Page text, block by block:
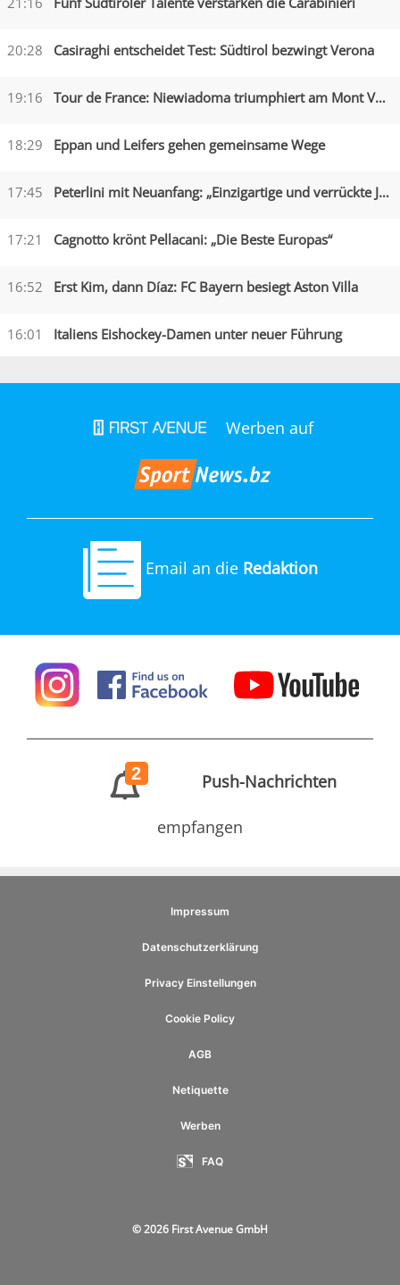
20:28 Casiraghi entscheidet Test: Südtirol bezwingt Verona
19:16 Tour de France: Niewiadoma triumphiert am Mont Ventoux
18:29 Eppan und Leifers gehen gemeinsame Wege
17:45 Peterlini mit Neuanfang: „Einzigartige und verrückte Jahre“
17:21 Cagnotto krönt Pellacani: „Die Beste Europas“
16:52 Erst Kim, dann Díaz: FC Bayern besiegt Aston Villa
16:01 Italiens Eishockey-Damen unter neuer Führung
Werben auf
Email an die Redaktion
2 Push-Nachrichten
empfangen
Impressum
Datenschutzerklärung
Privacy Einstellungen
Cookie Policy
AGB
Netiquette
Werben
FAQ
© 2026 First Avenue GmbH